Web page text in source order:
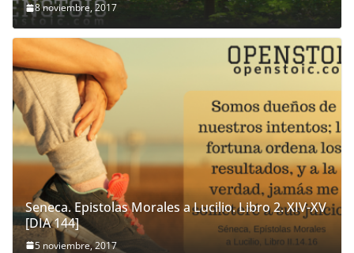
8 noviembre, 2017
Seneca. Epistolas Morales a Lucilio. Libro 2. XIV-XV
[DIA 144]
5 noviembre, 2017